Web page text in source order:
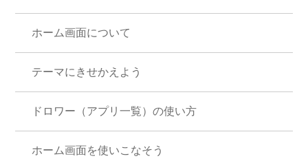
ホーム画面について
テーマにきせかえよう
ドロワー（アプリ一覧）の使い方
ホーム画面を使いこなそう